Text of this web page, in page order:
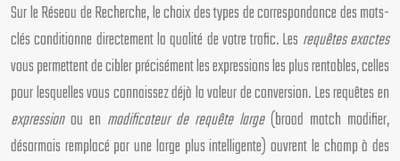
Sur le Réseau de Recherche, le choix des types de correspondance des mots-
clés conditionne directement la qualité de votre trafic. Les requêtes exactes
vous permettent de cibler précisément les expressions les plus rentables, celles
pour lesquelles vous connaissez déjà la valeur de conversion. Les requêtes en
expressionou en modificateur de requête large(broad match modifier,
désormais remplacé par une large plus intelligente) ouvrent le champ à des